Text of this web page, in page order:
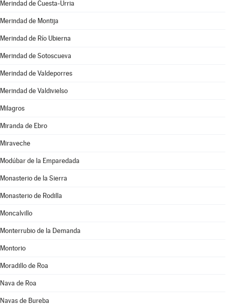
Merindad de Cuesta-Urria
Merindad de Montija
Merindad de Río Ubierna
Merindad de Sotoscueva
Merindad de Valdeporres
Merindad de Valdivielso
Milagros
Miranda de Ebro
Miraveche
Modúbar de la Emparedada
Monasterio de la Sierra
Monasterio de Rodilla
Moncalvillo
Monterrubio de la Demanda
Montorio
Moradillo de Roa
Nava de Roa
Navas de Bureba